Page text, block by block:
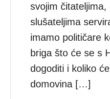
svojim čitateljima,
slušateljima
imamo političare
briga što će se s
dogoditi i koliko
domovina […]